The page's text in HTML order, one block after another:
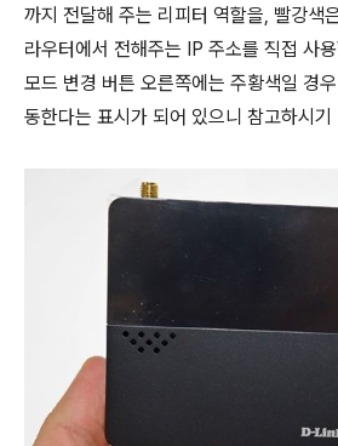
까지 전달해 주는 리피터 역할을, 빨강색
라우터에서 전해주는 IP 주소를 직접 사
모드 변경 버튼 오른쪽에는 주황색일 경
동한다는 표시가 되어 있으니 참고하시기